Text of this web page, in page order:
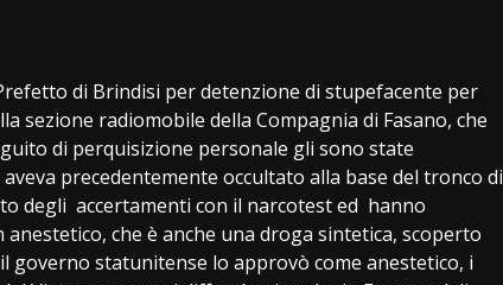
di Brindisi per detenzione di stupefacente per
sezione radiomobile della Compagnia di Fasano, che
di perquisizione personale gli sono state
precedentemente occultato alla base del tronco di
degli accertamenti con il narcotest ed hanno
che è anche una droga sintetica, scoperto
governo statunitense lo approvò come anestetico, i